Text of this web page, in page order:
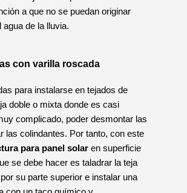
a que no se puedan originar
agua de la lluvia.
con varilla roscada
para instalarse en tejados de
doble o mixta donde es casi
complicado, poder desmontar las
las colindantes. Por tanto, con este
para panel solar en superficie
se debe hacer es taladrar la teja
su parte superior e instalar una